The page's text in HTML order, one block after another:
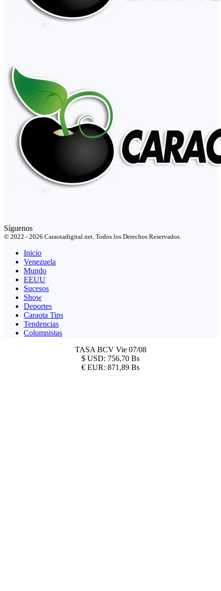
Síguenos
© 2022 - 2026 Caraotadigital.net. Todos los Derechos Reservados.
Inicio
Venezuela
Mundo
EEUU
Sucesos
Show
Deportes
Caraota Tips
Tendencias
Columnistas
TASA BCV Vie 07/08
$ USD: 756,70 Bs
€ EUR: 871,89 Bs